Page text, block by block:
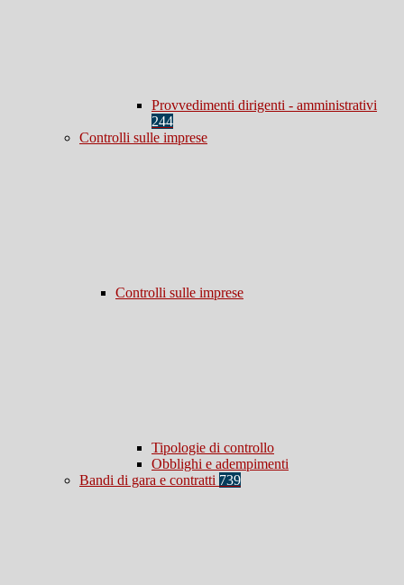
Provvedimenti dirigenti - amministrativi
244
Controlli sulle imprese
Controlli sulle imprese
Tipologie di controllo
Obblighi e adempimenti
Bandi di gara e contratti 739